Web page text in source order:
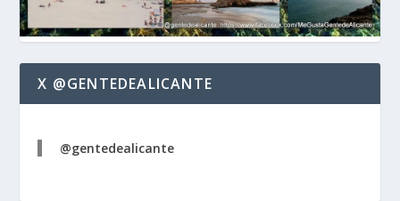
X @GENTEDEALICANTE
@gentedealicante